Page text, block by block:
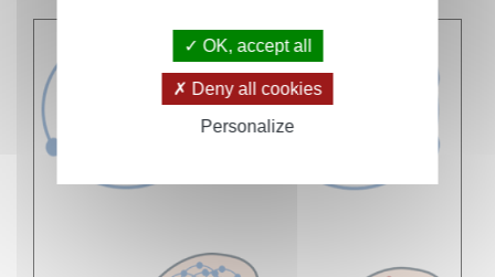
OK, accept all
Deny all cookies
Personalize